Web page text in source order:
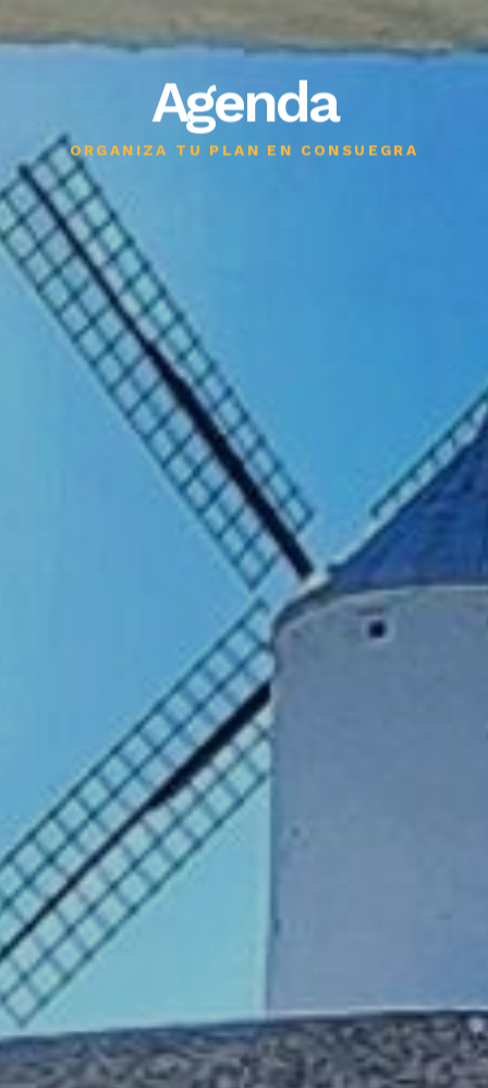
Agenda
ORGANIZA TU PLAN EN CONSUEGRA